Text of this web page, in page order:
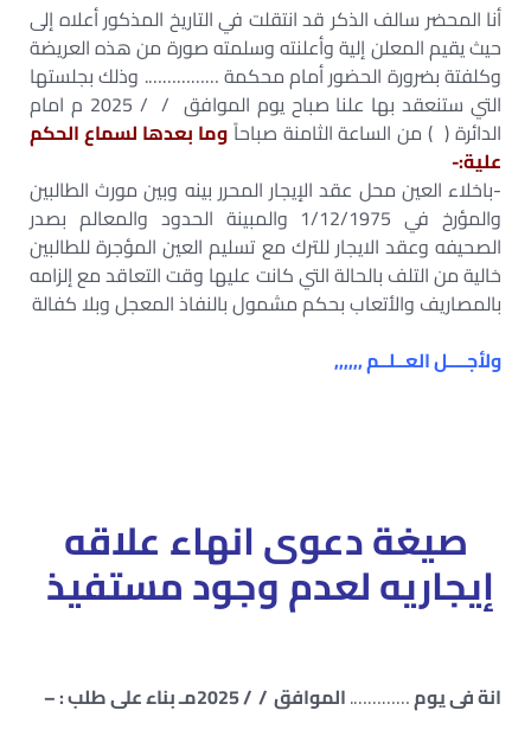
أنا المحضر سالف الذكر قد انتقلت في التاريخ المذكور أعلاه إلى
حيث يقيم المعلن إلية وأعلنته وسلمته صورة من هذه العريضة
وكلفتة بضرورة الحضور أمام محكمة ……………. وذلك بجلستها
التي ستنعقد بها علنا صباح يوم الموافق / / 2025 م امام
الدائرة ( ) من الساعة الثامنة صباحاًوما بعدها لسماع الحكم
علية:-
-باخلاء العين محل عقد الإيجار المحرر بينه وبين مورث الطالبين
والمؤرخ في 1/12/1975 والمبينة الحدود والمعالم بصدر
الصحيفه وعقد الايجار للترك مع تسليم العين المؤجرة للطالبين
خالية من التلف بالحالة التي كانت عليها وقت التعاقد مع إلزامه
بالمصاريف والأتعاب بحكم مشمول بالنفاذ المعجل وبلا كفالة
ولأجــــل العــلــم ,,,,,,
صيغة دعوى انهاء علاقه
إيجاريه لعدم وجود مستفيذ
انة فى يوم………….الموافق / / 2025مـ بناء على طلب : –